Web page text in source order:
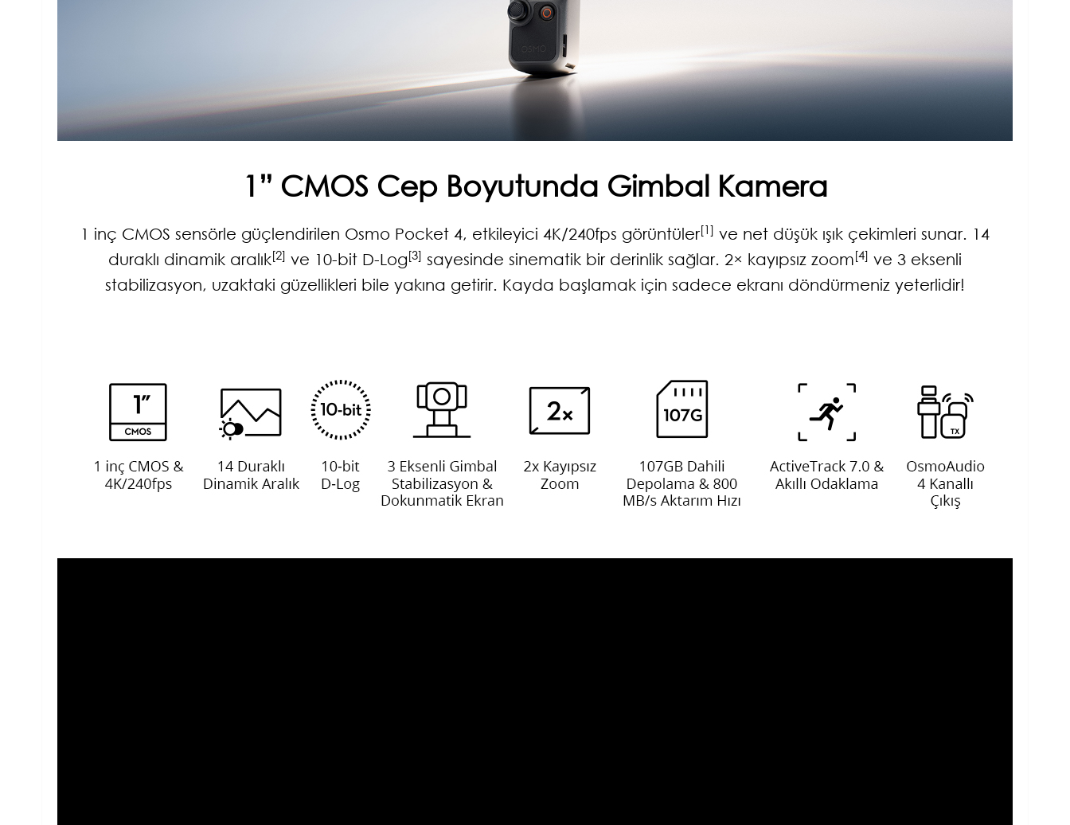
1” CMOS Cep Boyutunda Gimbal Kamera
1 inç CMOS sensörle güçlendirilen Osmo Pocket 4, etkileyici 4K/240fps görüntüler[1] ve net düşük ışık çekimleri sunar. 14
duraklı dinamik aralık[2] ve 10-bit D-Log[3] sayesinde sinematik bir derinlik sağlar. 2× kayıpsız zoom[4] ve 3 eksenli
stabilizasyon, uzaktaki güzellikleri bile yakına getirir. Kayda başlamak için sadece ekranı döndürmeniz yeterlidir!